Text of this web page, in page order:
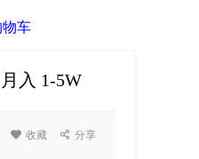
物车
入 1-5W
 收藏  分享